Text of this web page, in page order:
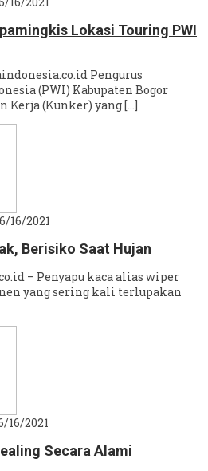
Lokasi Touring PWI
Pengurus
(PWI) Kabupaten Bogor
Kerja (Kunker) yang […]
16/2021
Berisiko Saat Hujan
– Penyapu kaca alias wiper
yang sering kali terlupakan
16/2021
Secara Alami